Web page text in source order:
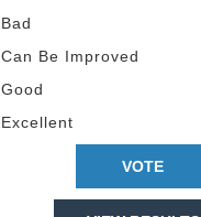
Bad
Can Be Improved
Good
Excellent